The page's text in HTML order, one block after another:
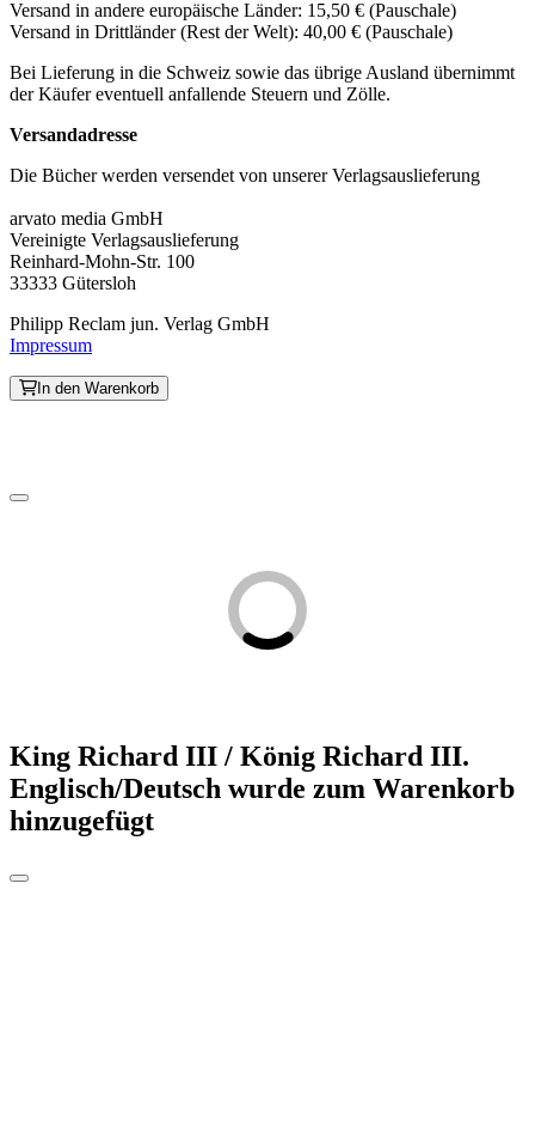
Versand in andere europäische Länder: 15,50 € (Pauschale)
Versand in Drittländer (Rest der Welt): 40,00 € (Pauschale)
Bei Lieferung in die Schweiz sowie das übrige Ausland übernimmt
der Käufer eventuell anfallende Steuern und Zölle.
Versandadresse
Die Bücher werden versendet von unserer Verlagsauslieferung
arvato media GmbH
Vereinigte Verlagsauslieferung
Reinhard-Mohn-Str. 100
33333 Gütersloh
Philipp Reclam jun. Verlag GmbH
Impressum
In den Warenkorb
King Richard III / König Richard III.
Englisch/Deutsch wurde zum Warenkorb
hinzugefügt